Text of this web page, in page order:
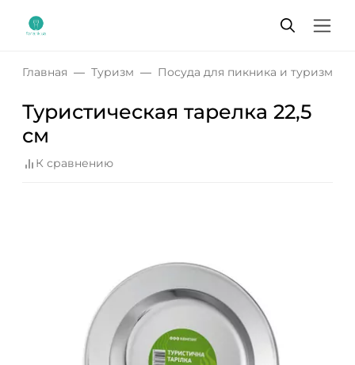
Главная Туризм Посуда для пикника и туризма
Туристическая тарелка 22,5
см
К сравнению